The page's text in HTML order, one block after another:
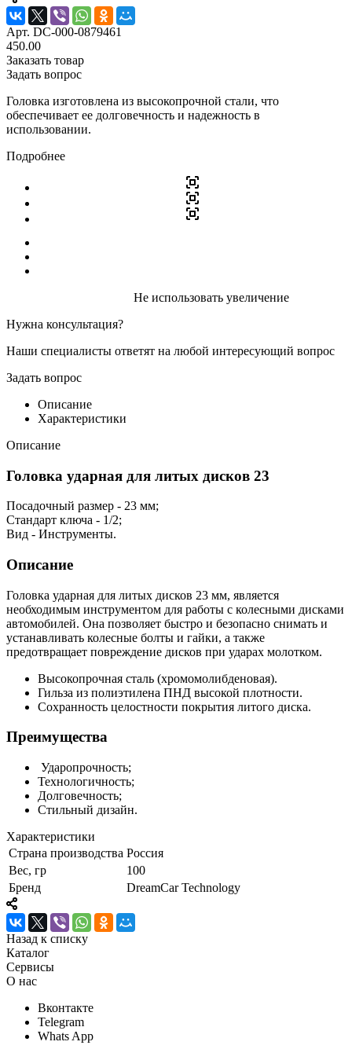
Арт. DC-000-0879461
450.00
Заказать товар
Задать вопрос
Головка изготовлена из высокопрочной стали, что
обеспечивает ее долговечность и надежность в
использовании.
Подробнее
Не использовать увеличение
Нужна консультация?
Наши специалисты ответят на любой интересующий вопрос
Задать вопрос
Описание
Характеристики
Описание
Головка ударная для литых дисков 23
Посадочный размер - 23 мм;
Стандарт ключа - 1/2;
Вид - Инструменты.
Описание
Головка ударная для литых дисков 23 мм, является
необходимым инструментом для работы с колесными дисками
автомобилей. Она позволяет быстро и безопасно снимать и
устанавливать колесные болты и гайки, а также
предотвращает повреждение дисков при ударах молотком.
Высокопрочная сталь (хромомолибденовая).
Гильза из полиэтилена ПНД высокой плотности.
Сохранность целостности покрытия литого диска.
Преимущества
Ударопрочность;
Технологичность;
Долговечность;
Стильный дизайн.
Характеристики
Страна производства Россия
Вес, гр
100
Бренд
DreamCar Technology
Назад к списку
Каталог
Сервисы
О нас
Вконтакте
Telegram
Whats App